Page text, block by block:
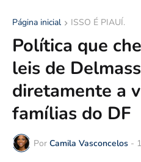
Página inicial ISSO É PIAUÍ.
Política que
leis de
diretamente a
famílias do DF
Por Camila Vasconcelos -